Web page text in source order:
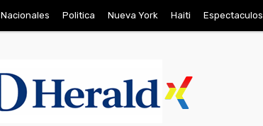
Nacionales Politica Nueva York Haiti Espectaculos